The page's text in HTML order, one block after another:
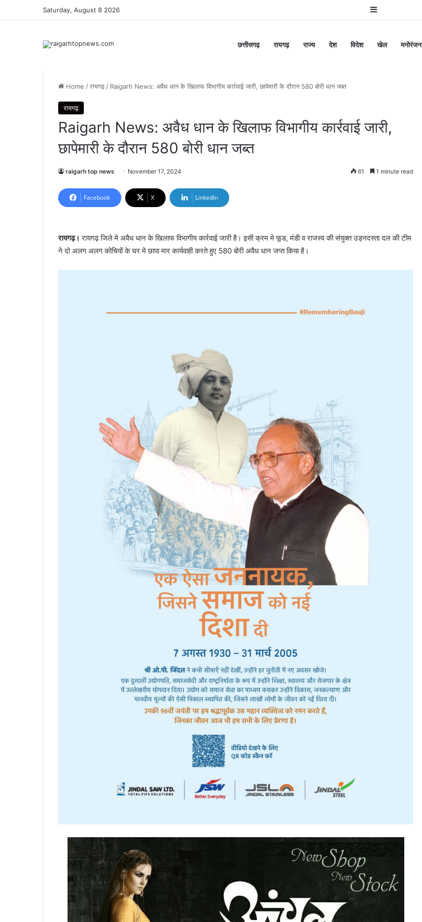
Saturday, August 8 2026 Sidebar
छत्तीसगढ़ रायगढ़ राज्य देश विदेश खेल मनोरंजन
Home /रायगढ़ / Raigarh News: अवैध धान के खिलाफ विभागीय कार्रवाई जारी, छापेमारी के दौरान 580 बोरी धान जब्त
रायगढ़
Raigarh News: अवैध धान के खिलाफ विभागीय कार्रवाई जारी,
छापेमारी के दौरान 580 बोरी धान जब्त
raigarh top news November 17, 2024 61 1 minute read
Facebook X LinkedIn
रायगढ़। रायगढ़ जिले मे अवैध धान के खिलाफ विभागीय कार्रवाई जारी है। इसी क्रम मे फूड, मंडी व राजस्व की संयुक्त उड़नदस्ता दल की टीम
ने दो अलग अलग कोचियों के घर मे छापा मार कार्यवाही करते हुए 580 बोरी अवैध धान जप्त किया है।